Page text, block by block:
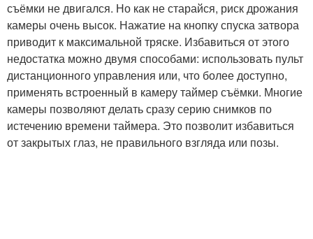
съёмки не двигался. Но как не старайся, риск дрожания
камеры очень высок. Нажатие на кнопку спуска затвора
приводит к максимальной тряске. Избавиться от этого
недостатка можно двумя способами: использовать пульт
дистанционного управления или, что более доступно,
применять встроенный в камеру таймер съёмки. Многие
камеры позволяют делать сразу серию снимков по
истечению времени таймера. Это позволит избавиться
от закрытых глаз, не правильного взгляда или позы.